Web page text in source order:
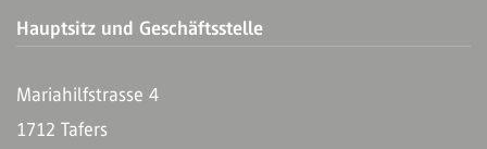
Hauptsitz und Geschäftsstelle
Mariahilfstrasse 4
1712 Tafers